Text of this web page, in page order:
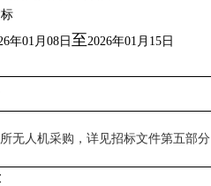
6年01 月 08 日 至2026年01 月 15 日
无人机采购 ，详见招标文件第五部分